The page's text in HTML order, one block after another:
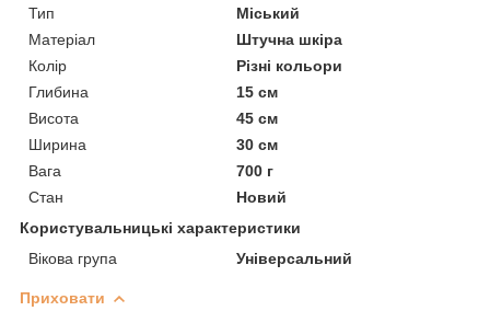
Тип
Міський
Матеріал
Штучна шкіра
Колір
Різні кольори
Глибина
15 см
Висота
45 см
Ширина
30 см
Вага
700 г
Стан
Новий
Користувальницькі характеристики
Вікова група
Універсальний
Приховати